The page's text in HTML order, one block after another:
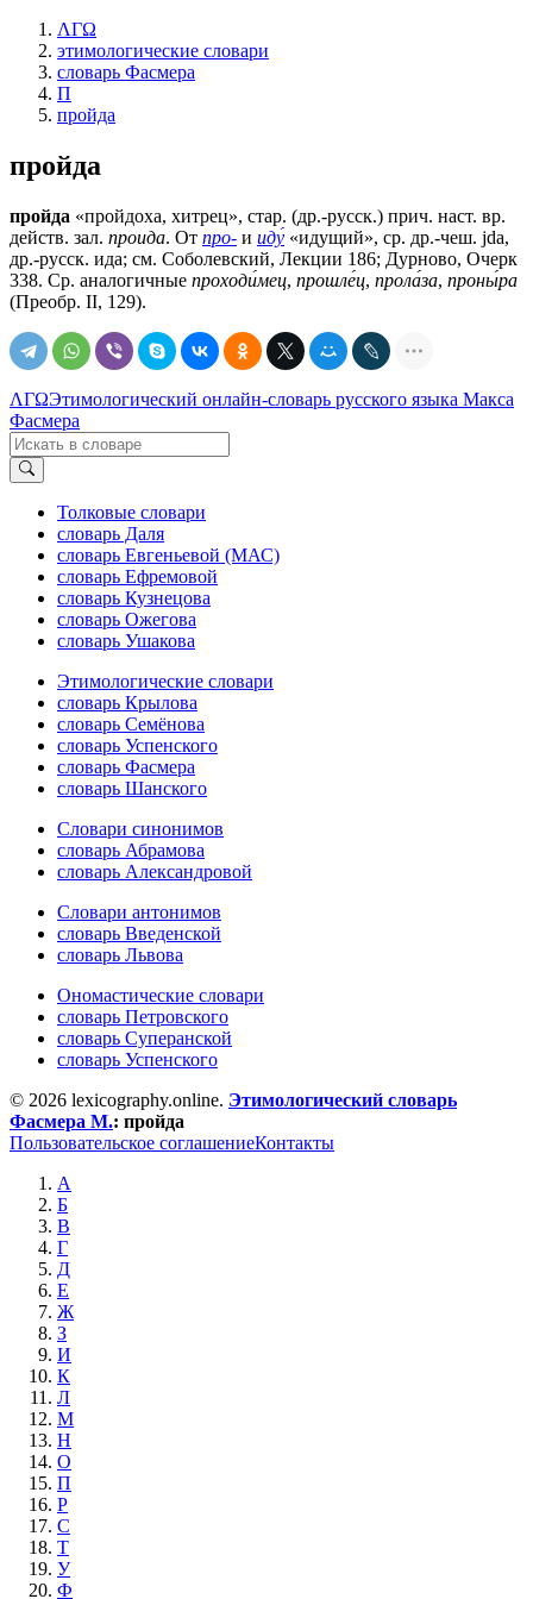
ΛΓΩ
этимологические словари
словарь Фасмера
П
пройда
пройда
пройда «пройдоха, хитрец», стар. (др.-русск.) прич. наст. вр.
действ. зал. проида. От про- и иду́ «идущий», ср. др.-чеш. jda,
др.-русск. ида; см. Соболевский, Лекции 186; Дурново, Очерк
338. Ср. аналогичные проходи́мец, прошле́ц, прола́за, проны́ра
(Преобр. II, 129).
ΛΓΩЭтимологический онлайн-словарь русского языка Макса
Фасмера
Толковые словари
словарь Даля
словарь Евгеньевой (МАС)
словарь Ефремовой
словарь Кузнецова
словарь Ожегова
словарь Ушакова
Этимологические словари
словарь Крылова
словарь Семёнова
словарь Успенского
словарь Фасмера
словарь Шанского
Словари синонимов
словарь Абрамова
словарь Александровой
Словари антонимов
словарь Введенской
словарь Львова
Ономастические словари
словарь Петровского
словарь Суперанской
словарь Успенского
© 2026 lexicography.online. Этимологический словарь
Фасмера М.: пройда
Пользовательское соглашениеКонтакты
А
Б
В
Г
Д
Е
Ж
З
И
К
Л
М
Н
О
П
Р
С
Т
У
Ф